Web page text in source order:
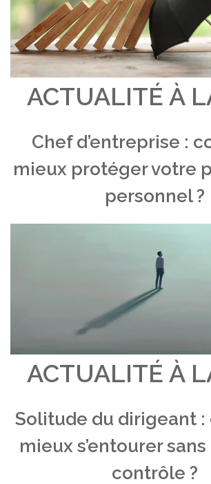
ACTUALITÉ À
Chef d’entreprise :
mieux protéger votre
personnel ?
ACTUALITÉ À
Solitude du dirigeant
mieux s’entourer
contrôle ?